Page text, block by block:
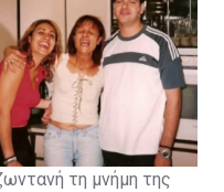
τη μνήμη της